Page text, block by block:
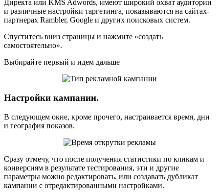
Директа или KMS Adwords, имеют широкий охват аудитории
и различные настройки таргетинга, показываются на сайтах-
партнерах Rambler, Google и других поисковых систем.
Спуститесь вниз страницы и нажмите «создать
самостоятельно».
Выбирайте первый и идем дальше
Настройки кампании.
В следующем окне, кроме прочего, настраивается время, дни
и география показов.
Сразу отмечу, что после получения статистики по кликам и
конверсиям в результате тестирования, эти и другие
параметры можно редактировать, или создавать дубликат
кампании с отредактированными настройками.